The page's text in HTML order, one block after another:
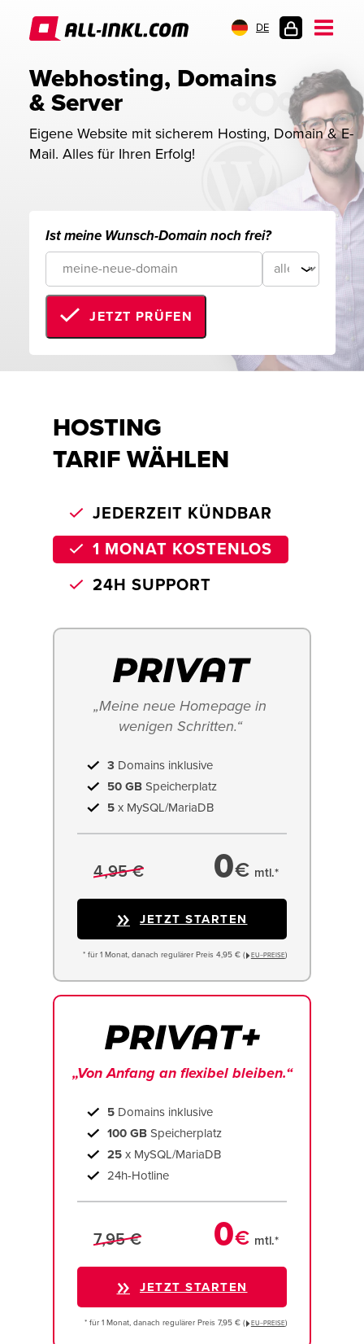
DE
Webhosting, Domains
& Server
Eigene Website mit sicherem Hosting, Domain & E-
Mail. Alles für Ihren Erfolg!
Ist meine Wunsch-Domain noch frei?
JETZT PRÜFEN
HOSTING
TARIF WÄHLEN
JEDERZEIT KÜNDBAR
1 MONAT KOSTENLOS
24H SUPPORT
„Meine neue Homepage in
wenigen Schritten.“
3 Domains inklusive
50 GB Speicherplatz
5 x MySQL/MariaDB
4,95 € 0€ mtl.*
JETZT STARTEN
* für 1 Monat, danach regulärer Preis 4,95 € ( EU−PREISE)
„Von Anfang an flexibel bleiben.“
5 Domains inklusive
100 GB Speicherplatz
25 x MySQL/MariaDB
24h-Hotline
7,95 € 0€ mtl.*
JETZT STARTEN
* für 1 Monat, danach regulärer Preis 7,95 € ( EU−PREISE)